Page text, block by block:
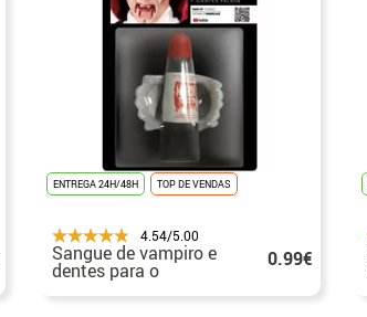
ENTREGA 24H/48H TOP DE VENDAS
4.54/5.00
Sangue de vampiro e
dentes para o
Halloween
0.99€